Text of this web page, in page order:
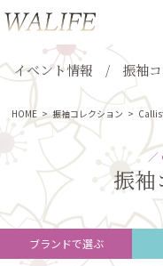
イベント情報 振袖
HOME > 振袖コレクション >
／
振袖
ブランドで選ぶ